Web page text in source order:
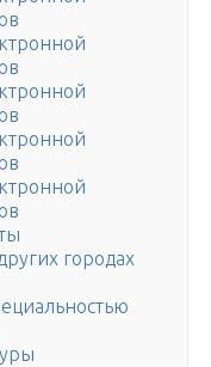
городах